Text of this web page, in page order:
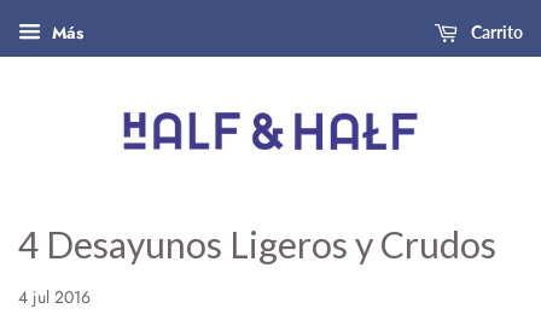
Más Carrito
4 Desayunos Ligeros y Crudos
4 jul 2016